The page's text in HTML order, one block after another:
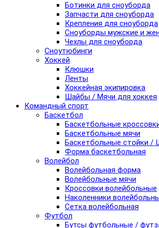
Ботинки для сноуборда
Запчасти для сноуборда
Крепления для сноуборда
Сноуборды мужские и
Чехлы для сноуборда
Сноутюбинги
Хоккей
Клюшки
Ленты
Хоккейная экипировка
Шайбы / Мячи для хоккея
Командный спорт
Баскетбол
Баскетбольные
Баскетбольные мячи
Баскетбольные стойки
Форма баскетбольная
Волейбол
Волейбольная форма
Волейбольные мячи
Кроссовки волейбольные
Наколенники
Сетка волейбольная
Футбол
Бутсы футбольные /